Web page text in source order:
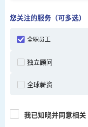
您关注的服务（可多选）
全职员工
独立顾问
全球薪资
我已知晓并同意相关